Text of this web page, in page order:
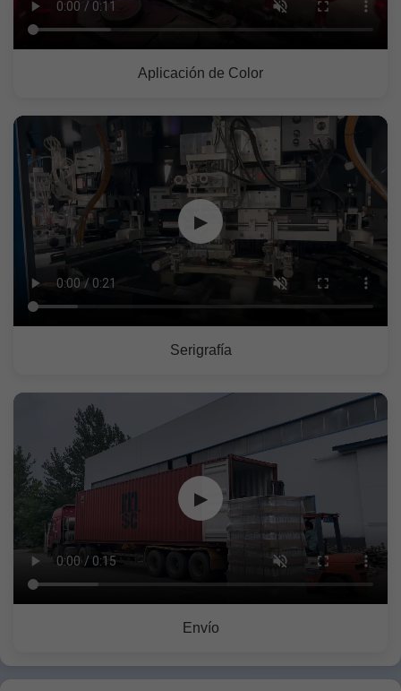
Aplicación de Color
▶
Serigrafía
▶
Envío